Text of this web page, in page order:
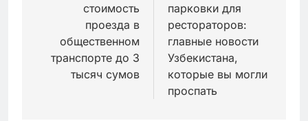
стоимость
проезда в
общественном
транспорте до 3
тысяч сумов
парковки для
рестораторов:
главные новости
Узбекистана,
которые вы могли
проспать